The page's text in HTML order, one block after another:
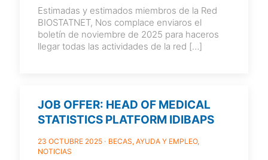
Estimadas y estimados miembros de la Red
BIOSTATNET, Nos complace enviaros el
boletín de noviembre de 2025 para haceros
llegar todas las actividades de la red […]
JOB OFFER: HEAD OF MEDICAL
STATISTICS PLATFORM IDIBAPS
23 OCTUBRE 2025
BECAS, AYUDA Y EMPLEO
NOTICIAS